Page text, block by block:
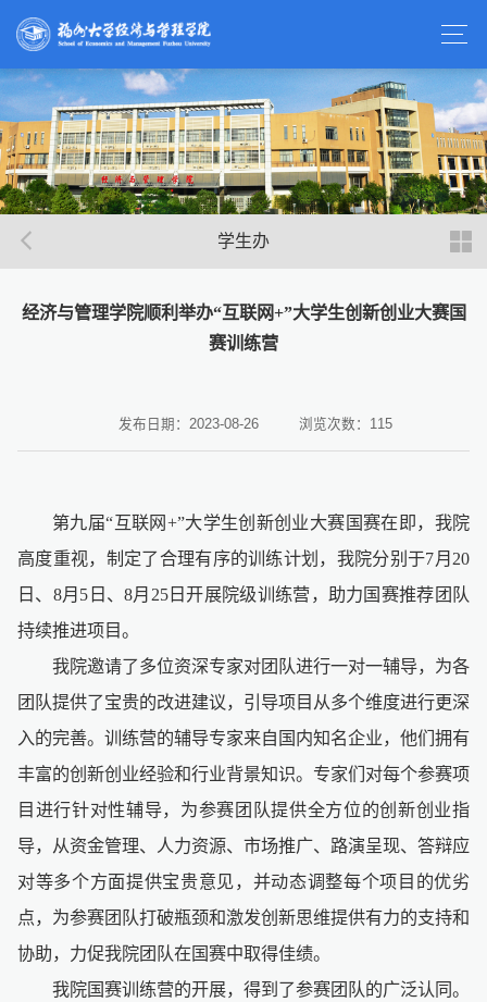
学生办
经济与管理学院顺利举办“互联网+”大学生创新创业大赛国
赛训练营
发布日期：2023-08-26 浏览次数： 115
第九届“互联网+”大学生创新创业大赛国赛在即，我院
高度重视，制定了合理有序的训练计划，我院分别于7月20
日、8月5日、8月25日开展院级训练营，助力国赛推荐团队
持续推进项目。
我院邀请了多位资深专家对团队进行一对一辅导，为各
团队提供了宝贵的改进建议，引导项目从多个维度进行更深
入的完善。训练营的辅导专家来自国内知名企业，他们拥有
丰富的创新创业经验和行业背景知识。专家们对每个参赛项
目进行针对性辅导，为参赛团队提供全方位的创新创业指
导，从资金管理、人力资源、市场推广、路演呈现、答辩应
对等多个方面提供宝贵意见，并动态调整每个项目的优劣
点，为参赛团队打破瓶颈和激发创新思维提供有力的支持和
协助，力促我院团队在国赛中取得佳绩。
我院国赛训练营的开展，得到了参赛团队的广泛认同。